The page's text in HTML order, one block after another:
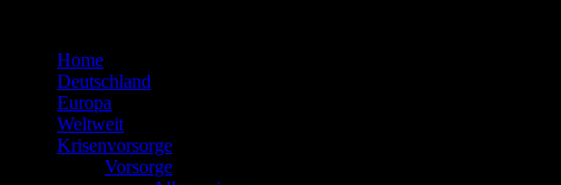
springenHome
Deutschland
Europa
Weltweit
Krisenvorsorge
Vorsorge